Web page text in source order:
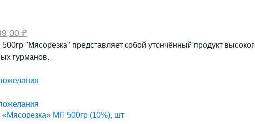
₽.
₽Текущая
цена:
339,00 ₽.
500гр "Мясорезка" представляет собой утончённый продукт
гурманов.
«Мясорезка» МП 500гр (10%), шт